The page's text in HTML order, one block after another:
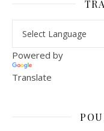
Powered by
Translate